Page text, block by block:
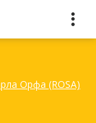
Орфа (ROSA)